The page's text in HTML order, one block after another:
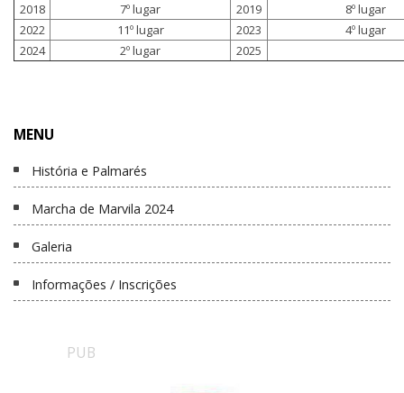
2018
7º lugar 2019
8º lugar
2022
11º lugar 2023
4º lugar
2024
2º lugar 2025
MENU
História e Palmarés
Marcha de Marvila 2024
Galeria
Informações / Inscrições
PUB